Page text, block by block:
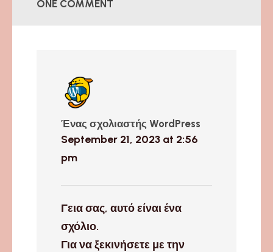
ONE COMMENT
Ένας σχολιαστής WordPress
September 21, 2023 at 2:56
pm
Γεια σας, αυτό είναι ένα
σχόλιο.
Για να ξεκινήσετε με την